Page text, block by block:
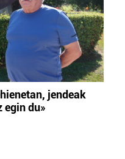
jendeak
egin du»